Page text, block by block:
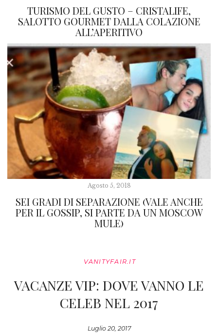
TURISMO DEL GUSTO – CRISTALIFE,
SALOTTO GOURMET DALLA COLAZIONE
ALL’APERITIVO
Agosto 5, 2018
SEI GRADI DI SEPARAZIONE (VALE ANCHE
PER IL GOSSIP, SI PARTE DA UN MOSCOW
MULE)
VANITYFAIR.IT
VACANZE VIP: DOVE VANNO LE
CELEB NEL 2017
Luglio 20, 2017